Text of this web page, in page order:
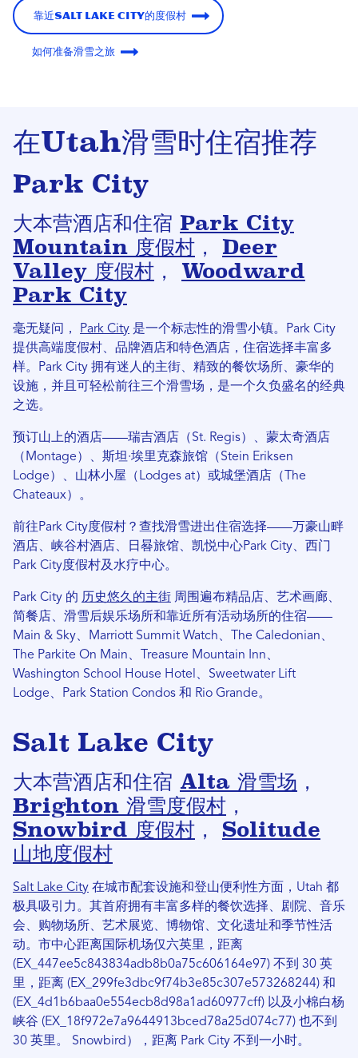
靠近Salt Lake City的度假村
如何准备滑雪之旅
在Utah滑雪时住宿推荐
Park City
大本营酒店和住宿 Park City
Mountain 度假村 ， Deer
Valley 度假村 ， Woodward
Park City
毫无疑问， Park City 是一个标志性的滑雪小镇。Park City
提供高端度假村、品牌酒店和特色酒店，住宿选择丰富多
样。Park City 拥有迷人的主街、精致的餐饮场所、豪华的
设施，并且可轻松前往三个滑雪场，是一个久负盛名的经典
之选。
预订山上的酒店——瑞吉酒店（St. Regis）、蒙太奇酒店
（Montage）、斯坦·埃里克森旅馆（Stein Eriksen
Lodge）、山林小屋（Lodges at）或城堡酒店（The
Chateaux）。
前往Park City度假村？查找滑雪进出住宿选择——万豪山畔
酒店、峡谷村酒店、日晷旅馆、凯悦中心Park City、西门
Park City度假村及水疗中心。
Park City 的 历史悠久的主街 周围遍布精品店、艺术画廊、
简餐店、滑雪后娱乐场所和靠近所有活动场所的住宿——
Main & Sky、Marriott Summit Watch、The Caledonian、
The Parkite On Main、Treasure Mountain Inn、
Washington School House Hotel、Sweetwater Lift
Lodge、Park Station Condos 和 Rio Grande。
Salt Lake City
大本营酒店和住宿 Alta 滑雪场 ，
Brighton 滑雪度假村 ，
Snowbird 度假村 ， Solitude
山地度假村
Salt Lake City 在城市配套设施和登山便利性方面，Utah 都
极具吸引力。其首府拥有丰富多样的餐饮选择、剧院、音乐
会、购物场所、艺术展览、博物馆、文化遗址和季节性活
动。市中心距离国际机场仅六英里，距离
(EX_447ee5c843834adb8b0a75c606164e97) 不到 30 英
里，距离 (EX_299fe3dbc9f74b3e85c307e573268244) 和
(EX_4d1b6baa0e554ecb8d98a1ad60977cff) 以及小棉白杨
峡谷 (EX_18f972e7a9644913bced78a25d074c77) 也不到
30 英里。 Snowbird），距离 Park City 不到一小时。